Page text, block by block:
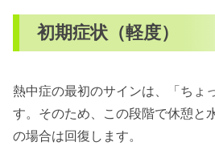
初期症状（軽度）
熱中症の最初のサインは、「ちょ
す。そのため、この段階で休憩と
の場合は回復します。